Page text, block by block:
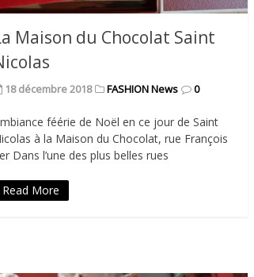
Maison du Chocolat Saint
18 décembre 2018 FASHION News 0
féérie de Noël en ce jour de Saint
à la Maison du Chocolat, rue François
Dans l’une des plus belles rues
Read More